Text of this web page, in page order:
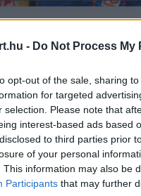
- Do Not Process
opt-out of the sale, sharing
for targeted
selection. Please note that
interest-based ads based
to third parties prior
of your personal
This information may also be
Participants that may further